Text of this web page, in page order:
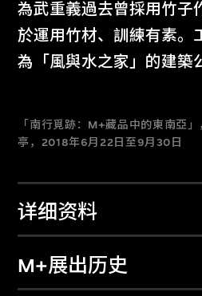
為武重義過去曾採用竹子
於運用竹材、訓練有素。
為「風與水之家」的建築
「南行覓跡：M+藏品中的東南亞
亭，2018年6月22日至9月30日
详细资料
M+展出历史